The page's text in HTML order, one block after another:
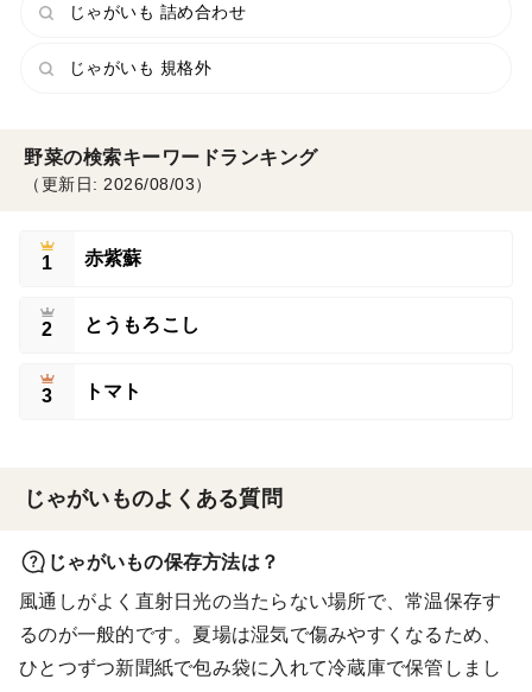
じゃがいも 詰め合わせ
じゃがいも 規格外
野菜の検索キーワードランキング
（更新日: 2026/08/03）
1 赤紫蘇
2 とうもろこし
3 トマト
じゃがいものよくある質問
じゃがいもの保存方法は？
風通しがよく直射日光の当たらない場所で、常温保存す
るのが一般的です。夏場は湿気で傷みやすくなるため、
ひとつずつ新聞紙で包み袋に入れて冷蔵庫で保管しまし